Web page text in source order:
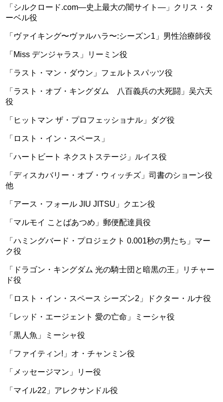
「シルクロード.com―史上最大の闇サイト―」クリス・タ
ーベル役
「ヴァイキング〜ヴァルハラ〜:シーズン1」男性治療師役
「Miss デンジャラス」リーミン役
「ラスト・マン・ダウン」フェルトスパッツ役
「ラスト・オブ・キングダム 八百義兵の大死闘」吴六天
役
「ヒットマン ザ・プロフェッショナル」ダグ役
「ロスト・イン・スペース」
「ハートビート ネクストステージ」ルイス役
「ディスカバリー・オブ・ウィッチズ」司書のショーン役
他
「アース・フォール JIU JITSU」クエン役
「マルモイ ことばあつめ」郵便配達員役
「ハミングバード・プロジェクト 0.001秒の男たち」マー
ク役
「ドラゴン・キングダム 光の騎士団と暗黒の王」リチャー
ド役
「ロスト・イン・スペース シーズン2」ドクター・ルナ役
「レッド・エージェント 愛の亡命」ミーシャ役
「黒人魚」ミーシャ役
「ファイティン!」オ・チャンミン役
「メッセージマン」リー役
「マイル22」アレクサンドル役